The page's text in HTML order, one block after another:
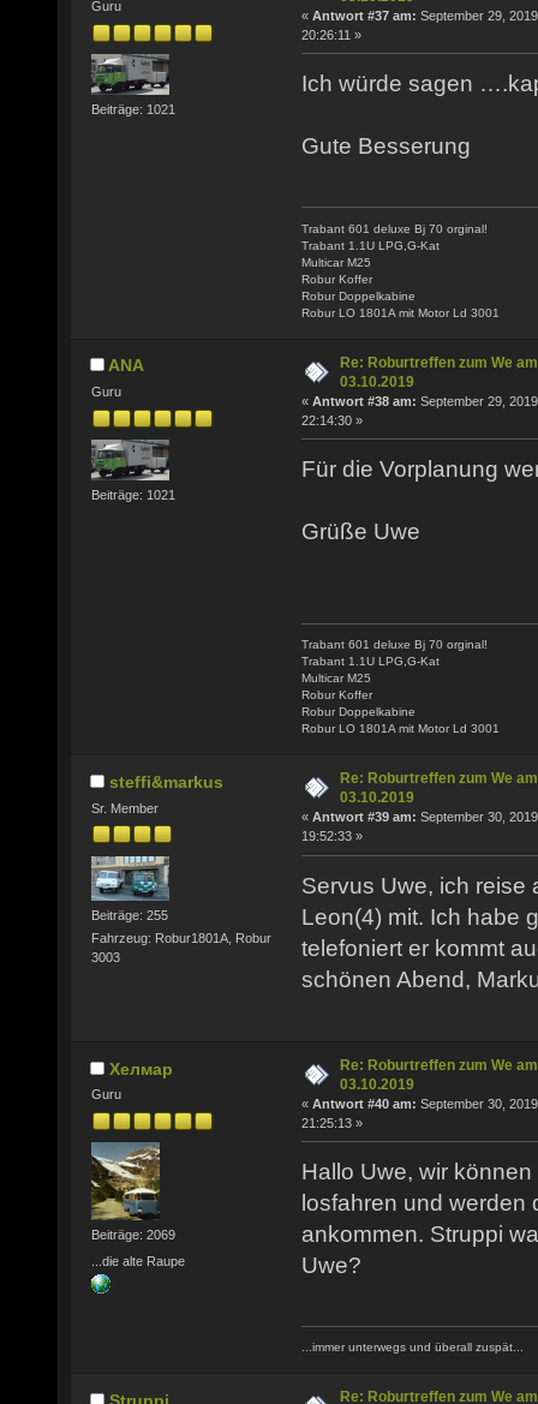
Guru
Beiträge: 1021
« Antwort #37 am: September 29,
20:26:11 »
Ich würde sagen
Gute Besserung
Trabant 601 deluxe Bj 70 orginal!
Trabant 1.1U LPG,G-Kat
Multicar M25
Robur Koffer
Robur Doppelkabine
Robur LO 1801A mit Motor Ld 3001
ANA
Guru
Beiträge: 1021
Re: Roburtreffen zum We am
03.10.2019
« Antwort #38 am: September 29,
22:14:30 »
Für die Vorplanung
Grüße Uwe
Trabant 601 deluxe Bj 70 orginal!
Trabant 1.1U LPG,G-Kat
Multicar M25
Robur Koffer
Robur Doppelkabine
Robur LO 1801A mit Motor Ld 3001
steffi&markus
Sr. Member
Beiträge: 255
Fahrzeug: Robur1801A, Robur
3003
Re: Roburtreffen zum We am
03.10.2019
« Antwort #39 am: September 30,
19:52:33 »
Servus Uwe, ich reise
Leon(4) mit. Ich habe
telefoniert er kommt
schönen Abend,
Хелмар
Guru
Beiträge: 2069
...die alte Raupe
Re: Roburtreffen zum We am
03.10.2019
« Antwort #40 am: September 30,
21:25:13 »
Hallo Uwe, wir
losfahren und werden
ankommen. Struppi
Uwe?
...immer unterwegs und überall zuspät...
Re: Roburtreffen zum We am